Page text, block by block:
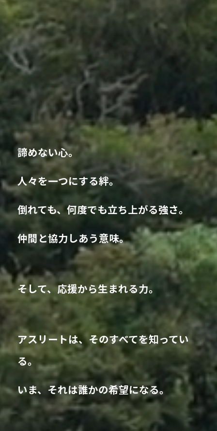
諦めない心。
人々を一つにする絆。
倒れても、何度でも立ち上がる強さ。
仲間と協力しあう意味。
そして、応援から生まれる力。
アスリートは、そのすべてを知ってい
る。
いま、それは誰かの希望になる。